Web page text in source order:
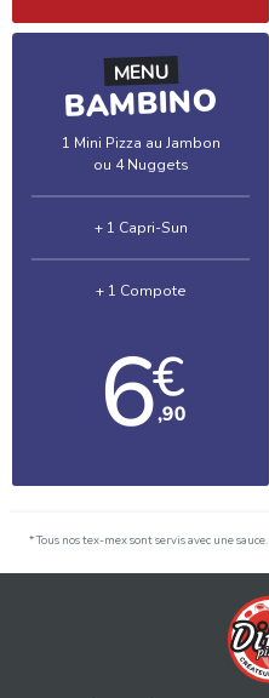
MENU
BAMBINO
1 Mini Pizza au Jambon
ou 4 Nuggets
+ 1 Capri-Sun
+ 1 Compote
6€
,90
* Tous nos tex-mex sont servis avec une sauce.